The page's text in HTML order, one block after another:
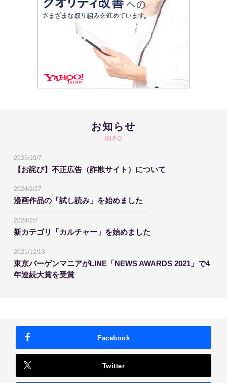
お知らせ
INFO
2025/10/7
【お詫び】不正広告（詐欺サイト）について
2024/2/27
漫画作品の「試し読み」を始めました
2024/2/7
新カテゴリ「カルチャー」を始めました
2021/12/13
東京バーゲンマニアがLINE「NEWS AWARDS 2021」で4
年連続大賞を受賞
Facebook
Twitter